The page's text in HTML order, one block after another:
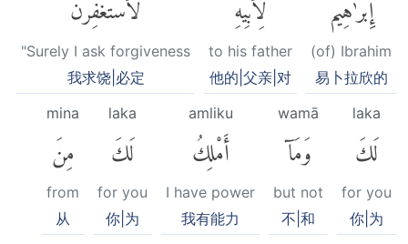
(of) Ibrahim
易卜拉欣的
to his father
他的|父亲|对
"Surely I ask forgiveness
我求饶|必定
laka
لَكَ
for you
你|为
wamā
وَمَآ
but not
不|和
amliku
أَمْلِكُ
I have power
我有能力
laka
لَكَ
for you
你|为
mina
مِنَ
from
从